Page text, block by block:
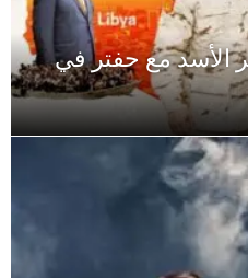
الأسد مع حفتر في